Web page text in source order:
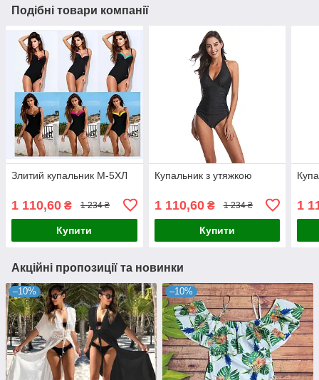
Подібні товари компанії
Злитий купальник М-5ХЛ
1 110,60 ₴ 1 234 ₴
Купити
Купальник з утяжкою
1 110,60₴ 1 234 ₴
Купити
1
Акційні пропозиції та новинки
–10% –10%